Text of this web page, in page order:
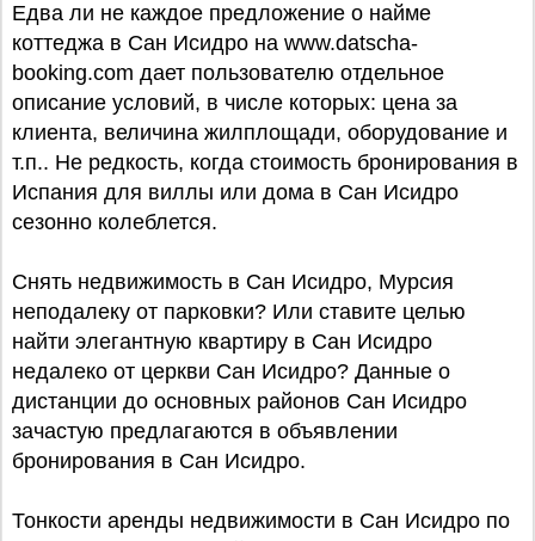
Едва ли не каждое предложение о найме
коттеджа в Сан Исидро на www.datscha-
booking.com дает пользователю отдельное
описание условий, в числе которых: цена за
клиента, величина жилплощади, оборудование и
т.п.. Не редкость, когда стоимость бронирования в
Испания для виллы или дома в Сан Исидро
сезонно колеблется.
Снять недвижимость в Сан Исидро, Мурсия
неподалеку от парковки? Или ставите целью
найти элегантную квартиру в Сан Исидро
недалеко от церкви Сан Исидро? Данные о
дистанции до основных районов Сан Исидро
зачастую предлагаются в объявлении
бронирования в Сан Исидро.
Тонкости аренды недвижимости в Сан Исидро по